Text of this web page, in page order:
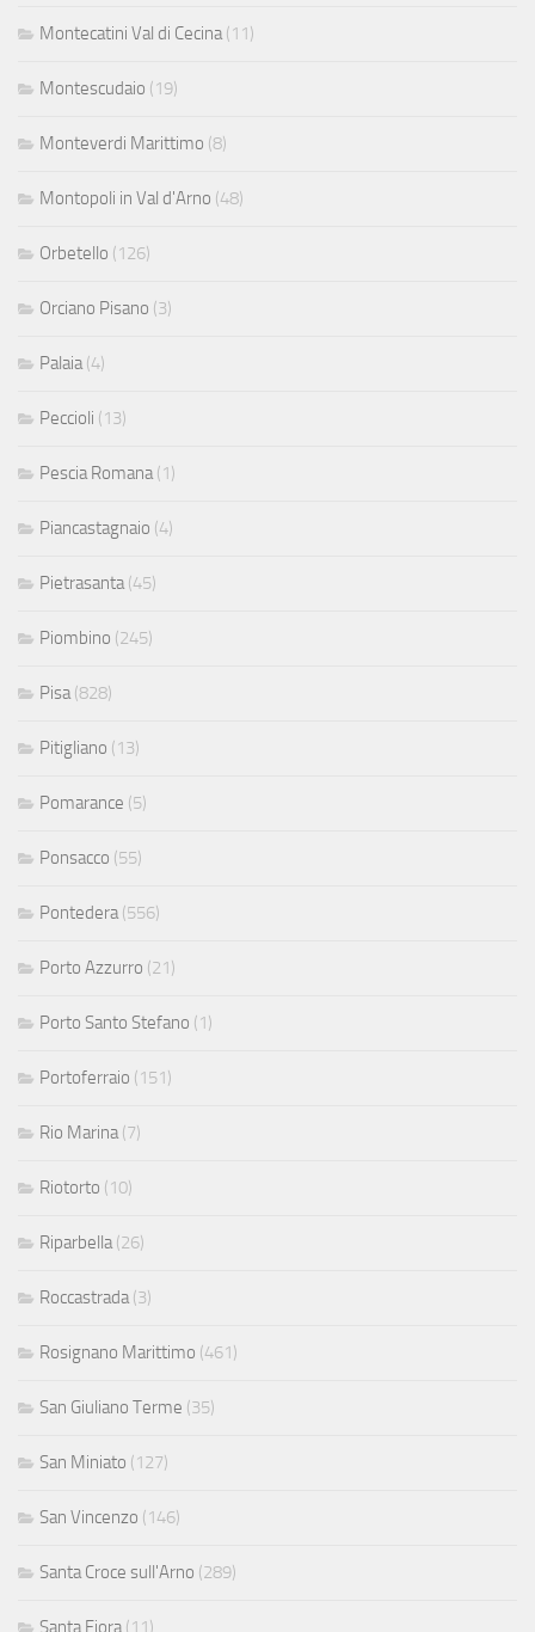
Montecatini Val di Cecina (11)
Montescudaio (19)
Monteverdi Marittimo (8)
Montopoli in Val d'Arno (48)
Orbetello (126)
Orciano Pisano (3)
Palaia (4)
Peccioli (13)
Pescia Romana (1)
Piancastagnaio (4)
Pietrasanta (45)
Piombino (245)
Pisa (828)
Pitigliano (13)
Pomarance (5)
Ponsacco (55)
Pontedera (556)
Porto Azzurro (21)
Porto Santo Stefano (1)
Portoferraio (151)
Rio Marina (7)
Riotorto (10)
Riparbella (26)
Roccastrada (3)
Rosignano Marittimo (461)
San Giuliano Terme (35)
San Miniato (127)
San Vincenzo (146)
Santa Croce sull'Arno (289)
Santa Fiora (11)